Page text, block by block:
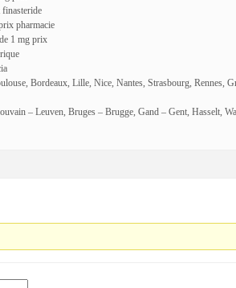
finasteride
pharmacie
1 mg prix
Bordeaux, Lille, Nice, Nantes, Strasbourg, Rennes,
– Leuven, Bruges – Brugge, Gand – Gent, Hasselt,